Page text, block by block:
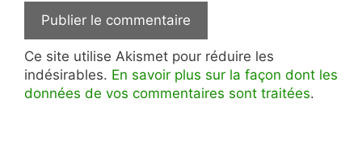
Ce site utilise Akismet pour réduire les
indésirables. En savoir plus sur la façon dont les
données de vos commentaires sont traitées.